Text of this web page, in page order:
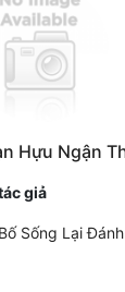
Hựu Ngận
giả
Sống Lại